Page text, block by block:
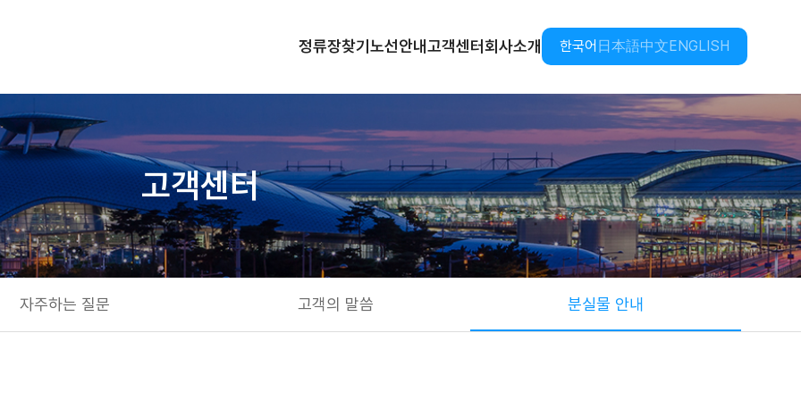
정류장찾기 노선안내고객센터회사소개 한국어 日本語中文 ENGLISH
고객센터
자주하는 질문 고객의 말씀 분실물 안내